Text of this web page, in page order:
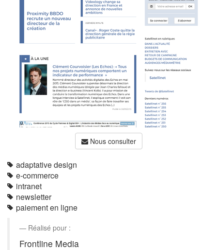
Nous consulter
adaptative design
e-commerce
intranet
newsletter
paiement en ligne
Réalisé pour :
Frontline Media